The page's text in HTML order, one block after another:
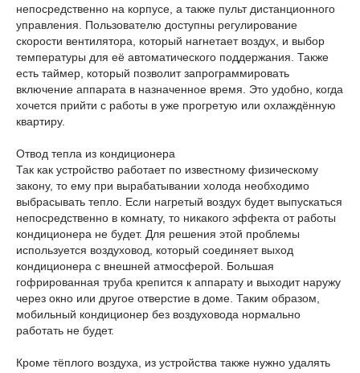
непосредственно на корпусе, а также пульт дистанционного
управления. Пользователю доступны регулирование
скорости вентилятора, который нагнетает воздух, и выбор
температуры для её автоматического поддержания. Также
есть таймер, который позволит запрограммировать
включение аппарата в назначенное время. Это удобно, когда
хочется прийти с работы в уже прогретую или охлаждённую
квартиру.
Отвод тепла из кондиционера
Так как устройство работает по известному физическому
закону, то ему при вырабатывании холода необходимо
выбрасывать тепло. Если нагретый воздух будет выпускаться
непосредственно в комнату, то никакого эффекта от работы
кондиционера не будет. Для решения этой проблемы
используется воздуховод, который соединяет выход
кондиционера с внешней атмосферой. Большая
гофрированная труба крепится к аппарату и выходит наружу
через окно или другое отверстие в доме. Таким образом,
мобильный кондиционер без воздуховода нормально
работать не будет.
Кроме тёплого воздуха, из устройства также нужно удалять